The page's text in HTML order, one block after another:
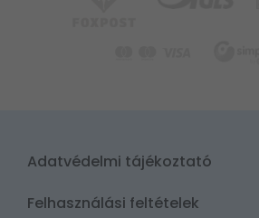
Adatvédelmi tájékoztató
Felhasználási feltételek